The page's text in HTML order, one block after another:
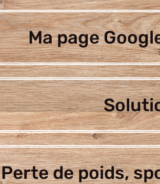
Ma page
Perte de poids,